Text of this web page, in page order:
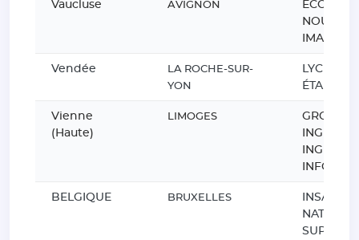
Vaucluse AVIGNON
ÉCOLE
IMAGES
Vendée
LA ROCHE-SUR-
YON
LYCEE
Vienne
(Haute)
LIMOGES
GROUPE
BELGIQUE BRUXELLES
INSAS